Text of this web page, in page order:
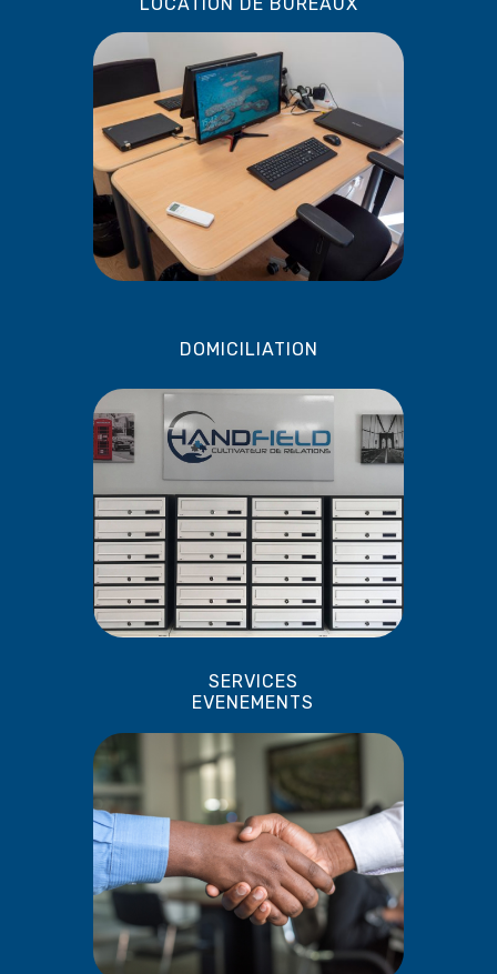
DOMICILIATION
SERVICES
EVENEMENTS